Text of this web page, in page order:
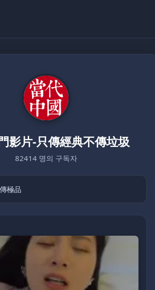
影片-只傳經典不傳垃圾
82414 명의 구독자
極品